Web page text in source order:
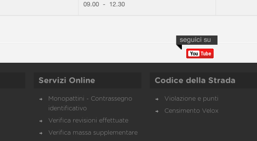
09.00 - 12.30
Servizi Online
Monopattini - Contrassegno
identificativo
Verifica revisioni effettuate
Verifica massa supplementare
Codice della Strada
Violazione e punti
Censimento Velox